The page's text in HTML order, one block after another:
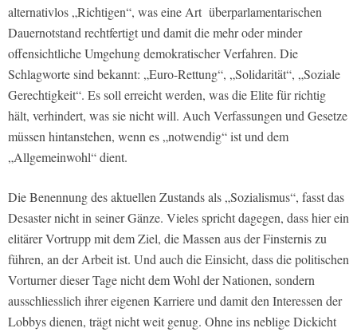
alternativlos „Richtigen“, was eine Art überparlamentarischen
Dauernotstand rechtfertigt und damit die mehr oder minder
offensichtliche Umgehung demokratischer Verfahren. Die
Schlagworte sind bekannt: „Euro-Rettung“, „Solidarität“, „Soziale
Gerechtigkeit“. Es soll erreicht werden, was die Elite für richtig
hält, verhindert, was sie nicht will. Auch Verfassungen und Gesetze
müssen hintanstehen, wenn es „notwendig“ ist und dem
„Allgemeinwohl“ dient.
Die Benennung des aktuellen Zustands als „Sozialismus“, fasst das
Desaster nicht in seiner Gänze. Vieles spricht dagegen, dass hier ein
elitärer Vortrupp mit dem Ziel, die Massen aus der Finsternis zu
führen, an der Arbeit ist. Und auch die Einsicht, dass die politischen
Vorturner dieser Tage nicht dem Wohl der Nationen, sondern
ausschliesslich ihrer eigenen Karriere und damit den Interessen der
Lobbys dienen, trägt nicht weit genug. Ohne ins neblige Dickicht